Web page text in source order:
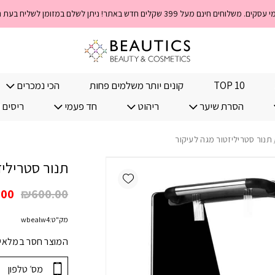
TOP 10 קונים יותר משלמים פחות הכי נמכרים
הסרת שיער ריהוט חד פעמי
תנור סטריליזטור מגה לעיקור
תנור
₪600.00
מק"ט:wbealw4
המוצר חסר
Add wishlist